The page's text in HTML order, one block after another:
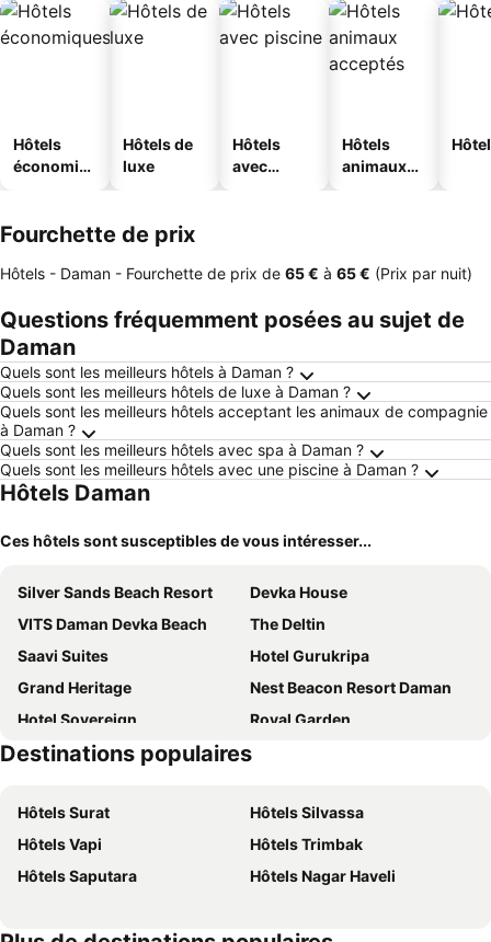
Hôtels
économiq
Hôtels de
luxe
Hôtels
avec
Hôtels
animaux
Fourchette de prix
Hôtels - Daman - Fourchette de prix de ‎65 € à ‎65 € (Prix par nuit)
Questions fréquemment posées au sujet de
Daman
Quels sont les meilleurs hôtels à Daman ?
Quels sont les meilleurs hôtels de luxe à Daman ?
Quels sont les meilleurs hôtels acceptant les animaux de compagnie
à Daman ?
Quels sont les meilleurs hôtels avec spa à Daman ?
Quels sont les meilleurs hôtels avec une piscine à Daman ?
Hôtels Daman
Ces hôtels sont susceptibles de vous intéresser...
Silver Sands Beach Resort
Devka House
VITS Daman Devka Beach
The Deltin
Saavi Suites
Hotel Gurukripa
Grand Heritage
Nest Beacon Resort Daman
Hotel Sovereign
Royal Garden
Praveg Beach Resort Daman, Jampore Beach
Hotel Ambica
URBANE BY TREAT
Gold Beach Villa
Hotel Reevanta
Hotel Sagar Presidency a unit of Buesoco Hospitality Pvt Ltd
Hotel Krisha
Hotel Nana's Palace
Destinations populaires
Hôtels Surat
Hôtels Silvassa
Hôtels Vapi
Hôtels Trimbak
Hôtels Saputara
Hôtels Nagar Haveli